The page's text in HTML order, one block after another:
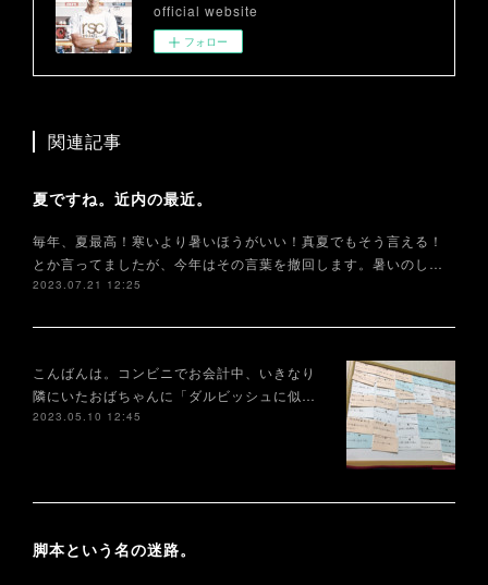
official website
フォロー
関連記事
夏ですね。近内の最近。
毎年、夏最高！寒いより暑いほうがいい！真夏でもそう言える！
とか言ってましたが、今年はその言葉を撤回します。暑いのし…
2023.07.21 12:25
こんばんは。コンビニでお会計中、いきなり
隣にいたおばちゃんに「ダルビッシュに似…
2023.05.10 12:45
脚本という名の迷路。